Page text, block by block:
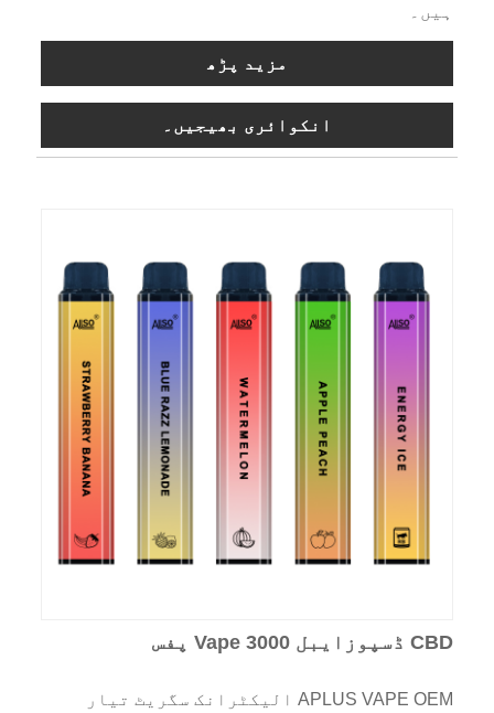
ہیں۔
مزید پڑھ
انکوائری بھیجیں۔
CBD ڈسپوزایبل Vape 3000 پفس
APLUS VAPE OEM الیکٹرانک سگریٹ تیار